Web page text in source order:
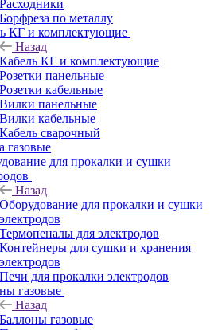
Расходники
Борфреза по металлу
КГ и комплектующие
Назад
Кабель КГ и комплектующие
Розетки панельные
Розетки кабельные
Вилки панельные
Вилки кабельные
Кабель сварочный
газовые
для прокалки и сушки
Назад
Оборудование для прокалки и сушки
электродов
Термопеналы для электродов
Контейнеры для сушки и хранения
электродов
Печи для прокалки электродов
газовые
Назад
Баллоны газовые